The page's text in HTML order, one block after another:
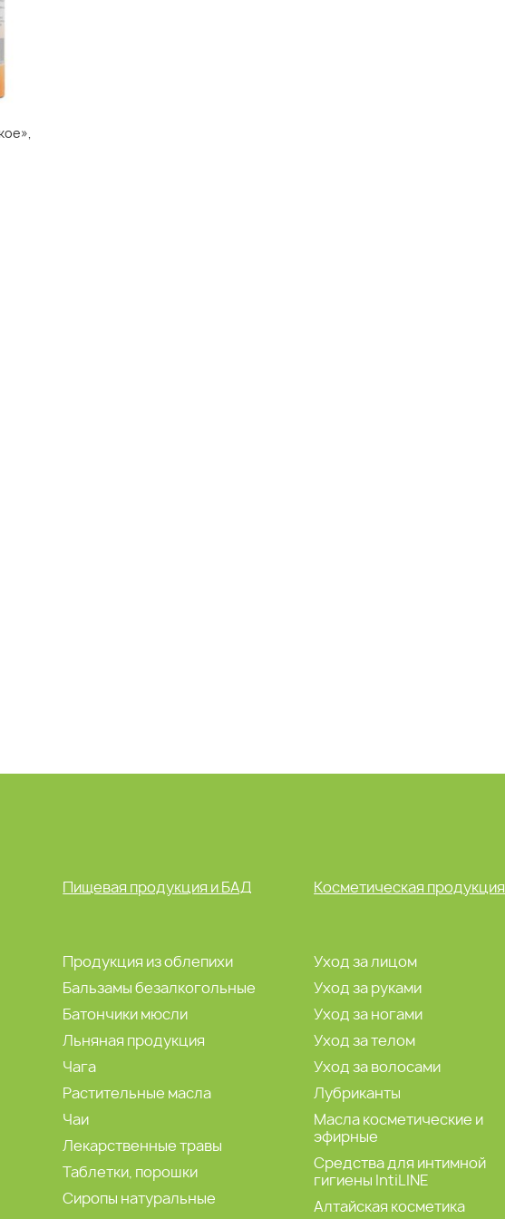
Пищевая продукция и БАД Косметическая продукция
Продукция из облепихи
Бальзамы безалкогольные
Батончики мюсли
Льняная продукция
Чага
Растительные масла
Чаи
Лекарственные травы
Таблетки, порошки
Сиропы натуральные
Уход за лицом
Уход за руками
Уход за ногами
Уход за телом
Уход за волосами
Лубриканты
Масла косметические и
эфирные
Средства для интимной
гигиены IntiLINE
Алтайская косметика